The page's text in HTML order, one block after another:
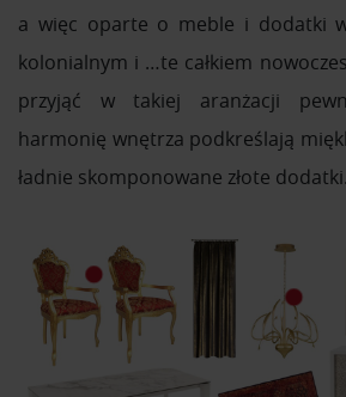
a więc oparte o meble i dodatki
kolonialnym i …te całkiem
przyjąć w takiej aranżacji
harmonię wnętrza podkreślają
ładnie skomponowane złote dodatki.